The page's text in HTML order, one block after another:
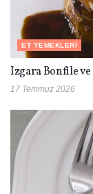
ET YEMEKLERI
Izgara Bonfile
17 Temmuz 2026